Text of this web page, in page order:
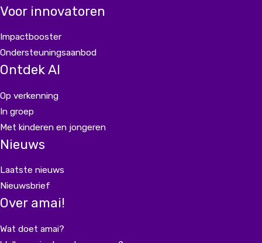
Voor innovatoren
Impactbooster
Ondersteuningsaanbod
Ontdek AI
Op verkenning
In groep
Met kinderen en jongeren
Nieuws
Laatste nieuws
Nieuwsbrief
Over amai!
Wat doet amai?